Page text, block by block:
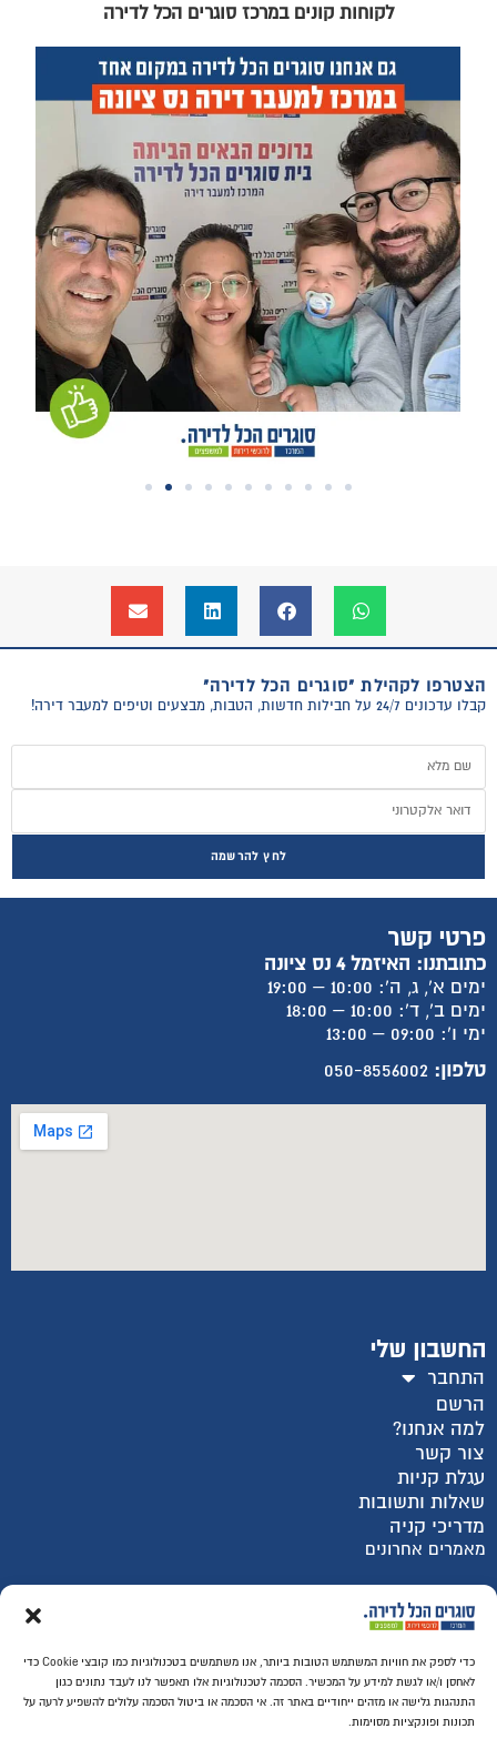
כדי לספק את חוויות המשתמש הטובות ביותר, אנו משתמשים בטכנולוגיות כמו קובצי Cookie כדי
לאחסן ו/או לגשת למידע על המכשיר. הסכמה לטכנולוגיות אלו תאפשר לנו לעבד נתונים כגון
התנהגות גלישה או מזהים ייחודיים באתר זה. אי הסכמה או ביטול הסכמה עלולים להשפיע לרעה על
תכונות ופונקציות מסוימות.
לקוחות קונים במרכז סוגרים הכל לדירה
הצטרפו לקהילת "סוגרים הכל לדירה"
קבלו עדכונים 24/7 על חבילות חדשות, הטבות, מבצעים וטיפים למעבר דירה!
לחץ להרשמה
פרטי קשר
כתובתנו: האיזמל 4 נס ציונה
ימים א', ג, ה': 10:00 – 19:00
ימים ב', ד': 10:00 – 18:00
ימי ו': 09:00 – 13:00
טלפון: 050-8556002
החשבון שלי
התחבר
הרשם
למה אנחנו?
צור קשר
עגלת קניות
שאלות ותשובות
מדריכי קניה
מאמרים אחרונים
רכישה מאובטחת SSL